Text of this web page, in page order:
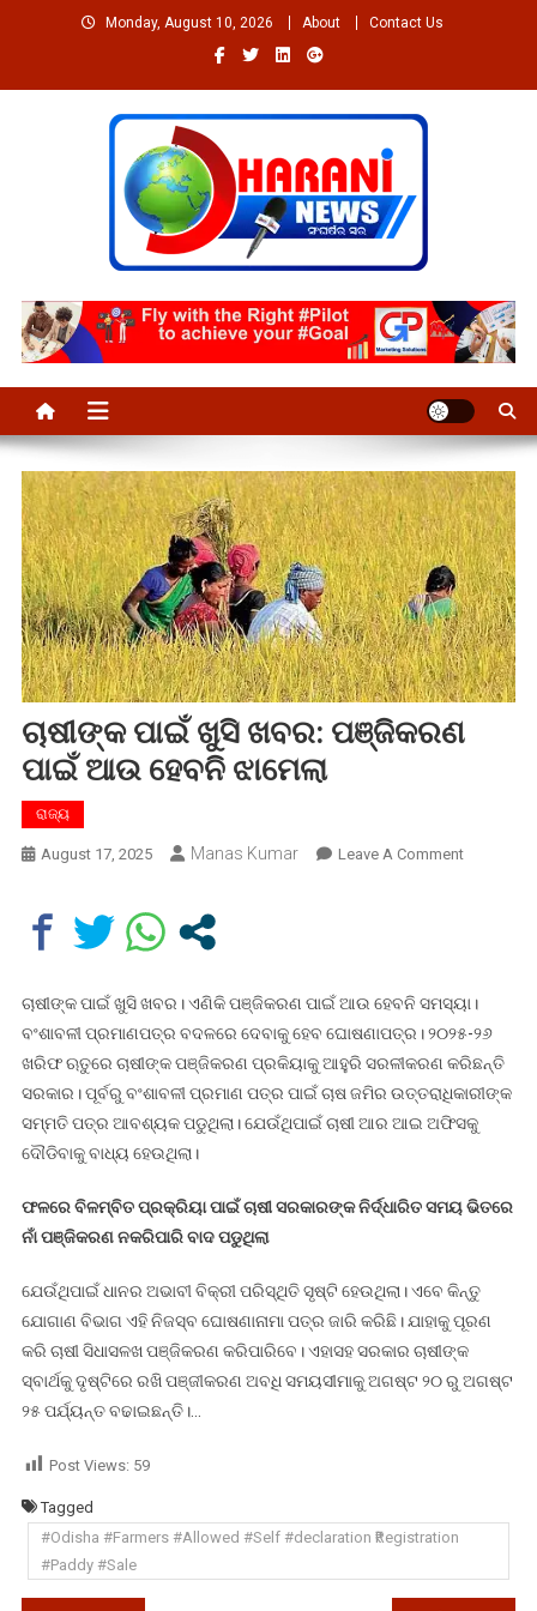
Monday, August 10, 2026 About Contact Us
Welcome to Dharaninews
ଚାଷୀଙ୍କ ପାଇଁ ଖୁସି ଖବର: ପଞ୍ଜିକରଣ
ପାଇଁ ଆଉ ହେବନି ଝାମେଲା
ରାଜ୍ୟ
August 17, 2025 Manas Kumar Leave A CommentOn
ପାଇଁ
ଆଉ
ହେବନି
ଝାମେଲା
ଚାଷୀଙ୍କ ପାଇଁ ଖୁସି ଖବର। ଏଣିକି ପଞ୍ଜିକରଣ ପାଇଁ ଆଉ ହେବନି ସମସ୍ୟା।
ବଂଶାବଳୀ ପ୍ରମାଣପତ୍ର ବଦଳରେ ଦେବାକୁ ହେବ ଘୋଷଣାପତ୍ର। ୨୦୨୫-୨୬
ଖରିଫ ଋତୁରେ ଚାଷୀଙ୍କ ପଞ୍ଜିକରଣ ପ୍ରକିୟାକୁ ଆହୁରି ସରଳୀକରଣ କରିଛନ୍ତି
ସରକାର। ପୂର୍ବରୁ ବଂଶାବଳୀ ପ୍ରମାଣ ପତ୍ର ପାଇଁ ଚାଷ ଜମିର ଉତ୍ତରାଧିକାରୀଙ୍କ
ସମ୍ମତି ପତ୍ର ଆବଶ୍ୟକ ପଡୁଥିଲା। ଯେଉଁଥିପାଇଁ ଚାଷୀ ଆର ଆଇ ଅଫିସକୁ
ଦୌଡିବାକୁ ବାଧ୍ୟ ହେଉଥିଲା।
ଫଳରେ ବିଳମ୍ବିତ ପ୍ରକ୍ରିୟା ପାଇଁ ଚାଷୀ ସରକାରଙ୍କ ନିର୍ଦ୍ଧାରିତ ସମୟ ଭିତରେ
ନାଁ ପଞ୍ଜିକରଣ ନକରିପାରି ବାଦ ପଡୁଥିଲା
ଯେଉଁଥିପାଇଁ ଧାନର ଅଭାବୀ ବିକ୍ରୀ ପରିସ୍ଥିତି ସୃଷ୍ଟି ହେଉଥିଲା। ଏବେ କିନ୍ତୁ
ଯୋଗାଣ ବିଭାଗ ଏହି ନିଜସ୍ବ ଘୋଷଣାନାମା ପତ୍ର ଜାରି କରିଛି। ଯାହାକୁ ପୂରଣ
କରି ଚାଷୀ ସିଧାସଳଖ ପଞ୍ଜିକରଣ କରିପାରିବେ। ଏହାସହ ସରକାର ଚାଷୀଙ୍କ
ସ୍ବାର୍ଥକୁ ଦୃଷ୍ଟିରେ ରଖି ପଞ୍ଜୀକରଣ ଅବଧି ସମୟସୀମାକୁ ଅଗଷ୍ଟ ୨୦ ରୁ ଅଗଷ୍ଟ
୨୫ ପର୍ଯ୍ୟନ୍ତ ବଢାଇଛନ୍ତି।…
Post Views: 59
Tagged
#Odisha #Farmers #Allowed #Self #declaration ₹Registration
#Paddy #Sale